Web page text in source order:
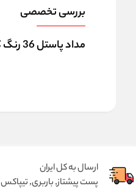
بررسی تخصصی
مداد پاستل 36 رنگ کرتاکالر مدل پاستل مدادی 47037 به همراه کیف جامدادی
ارسال به کل ایران
پست پیشتاز, باربری, تیپاکس